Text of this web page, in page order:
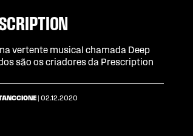
vertente musical chamada Deep
são os criadores da Prescription
| 02.12.2020